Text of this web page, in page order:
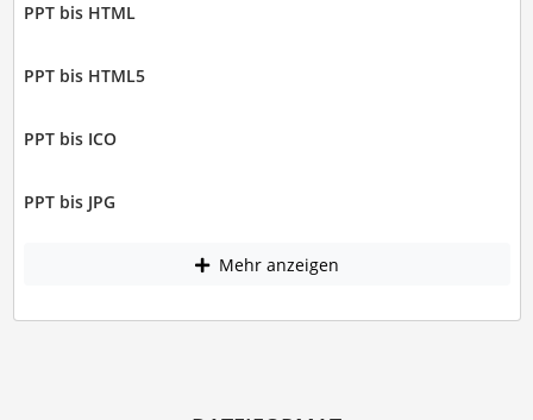
PPT bis HTML
PPT bis HTML5
PPT bis ICO
PPT bis JPG
Mehr anzeigen